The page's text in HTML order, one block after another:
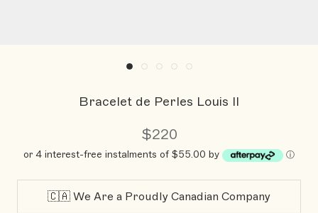
Bracelet de Perles Louis II
$220
or 4 interest-free instalments of $55.00 by ⓘ
🇨🇦 We Are a Proudly Canadian Company